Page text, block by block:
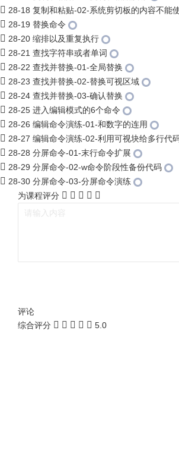
28-18 复制和粘贴-02-系统剪切板的内容不能
28-19 替换命令
28-20 缩排以及重复执行
28-21 查找字符串或者单词
28-22 查找并替换-01-全局替换
28-23 查找并替换-02-替换可视区域
28-24 查找并替换-03-确认替换
28-25 进入编辑模式的6个命令
28-26 编辑命令演练-01-和数字的连用
28-27 编辑命令演练-02-利用可视块给多行代
28-28 分屏命令-01-末行命令扩展
28-29 分屏命令-02-w命令阶段性备份代码
28-30 分屏命令-03-分屏命令演练
为课程评分
评论
综合评分
5.0